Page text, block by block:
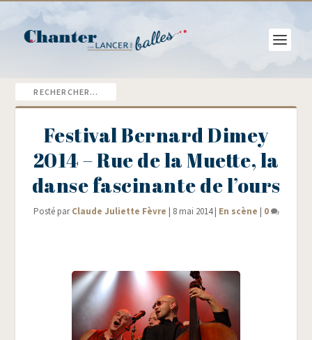
Festival Bernard Dimey
2014 – Rue de la Muette, la
danse fascinante de l’ours
Posté parClaude Juliette Fèvre | 8 mai 2014| En scène | 0